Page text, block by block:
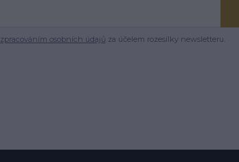
zpracováním osobních údajů za účelem rozesílky newsletteru.